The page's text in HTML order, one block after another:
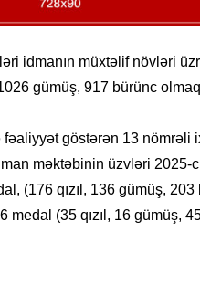
idmanın müxtəlif növləri
gümüş, 917 bürünc
göstərən 13 nömrəli
məktəbinin üzvləri 2025-
(176 qızıl, 136 gümüş, 203
medal (35 qızıl, 16 gümüş,